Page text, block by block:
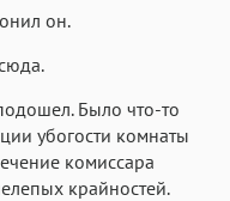
он.
Было что-то
убогости комнаты
комиссара
крайностей.